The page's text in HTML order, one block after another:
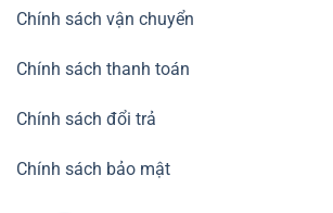
Chính sách vận chuyển
Chính sách thanh toán
Chính sách đổi trả
Chính sách bảo mật